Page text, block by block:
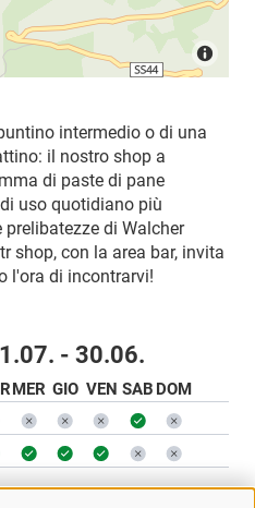
intermedio o di una
il nostro shop a
di paste di pane
uso quotidiano più
prelibatezze di Walcher
shop, con la area bar, invita
l'ora di incontrarvi!
- 30.06.
MER GIO VEN SAB DOM